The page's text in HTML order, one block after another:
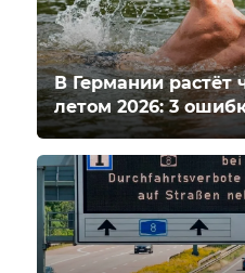
В Германии растёт
летом 2026: 3